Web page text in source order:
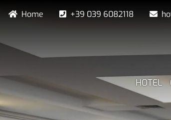
principale
Navigazione
Home +39 039 6082118
HOTEL